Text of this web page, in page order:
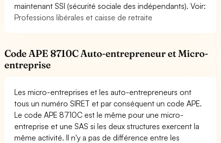
maintenant SSI (sécurité sociale des indépendants). Voir:
Professions libérales et caisse de retraite
Code APE 8710C Auto-entrepreneur et Micro-
entreprise
Les micro-entreprises et les auto-entrepreneurs ont
tous un numéro SIRET et par conséquent un code APE.
Le code APE 8710C est le même pour une micro-
entreprise et une SAS si les deux structures exercent la
même activité. Il n'y a pas de différence entre les